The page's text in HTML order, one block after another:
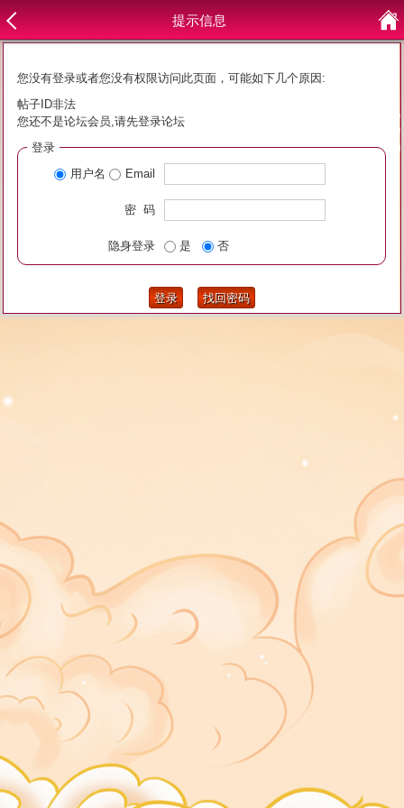
提示信息
您没有登录或者您没有权限访问此页面，可能如下几个原因:
帖子ID非法
您还不是论坛会员,请先登录论坛
登录
用户名
Email
密 码
隐身登录 是 否